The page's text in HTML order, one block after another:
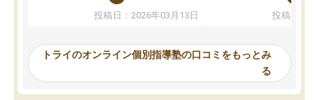
ないのは私たち講師の責任です」と言
ってくださり、確かに！と考えて、思
ったんですが、学生の先生から学ぶこ
み、徐々に成績が上がったらいいなと
思っていました。何が今足りないのか
投稿日：2026年03月13日
可能なので本当に助か
らないところをピンポイ
頂いて、とてもわかり
していました。一生を
スト、多少お金がかかっ
投稿日：
トライのオンライン個別指導塾の口コミをもっとみ
る